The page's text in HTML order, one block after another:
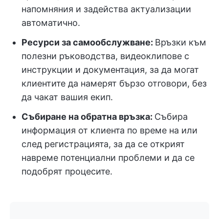
напомняния и задейства актуализации
автоматично.
Ресурси за самообслужване: Връзки към
полезни ръководства, видеоклипове с
инструкции и документация, за да могат
клиентите да намерят бързо отговори, без
да чакат вашия екип.
Събиране на обратна връзка: Събира
информация от клиента по време на или
след регистрацията, за да се открият
навреме потенциални проблеми и да се
подобрят процесите.